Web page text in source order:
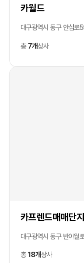
카월드
대구광역시 동구 안심
총 7개상사
카프렌드매매단지
대구광역시 동구 반야
총18개상사